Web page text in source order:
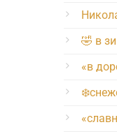
🤣 в
«в